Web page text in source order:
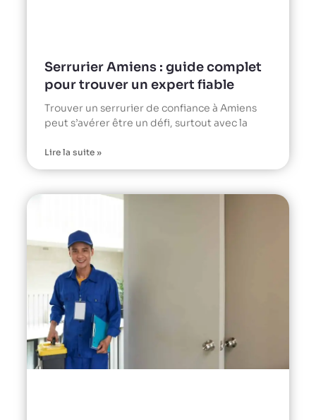
Serrurier Amiens : guide complet
pour trouver un expert fiable
Trouver un serrurier de confiance à Amiens
peut s’avérer être un défi, surtout avec la
Lire la suite »